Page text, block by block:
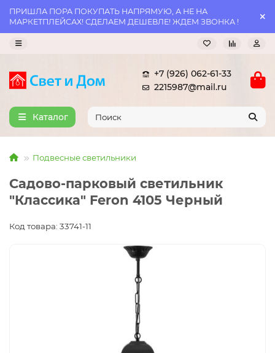
ПРИШЛА ПОРА ПОКУПАТЬ НАПРЯМУЮ, А НЕ НА
МАРКЕТПЛЕЙСАХ! СДЕЛАЕМ ДЕШЕВЛЕ! ЖДЕМ ЗВОНКА !
+7 (926) 062-61-33
2215987@mail.ru
Каталог
Подвесные светильники
Садово-парковый светильник
"Классика" Feron 4105 Черный
Код товара: 33741-11